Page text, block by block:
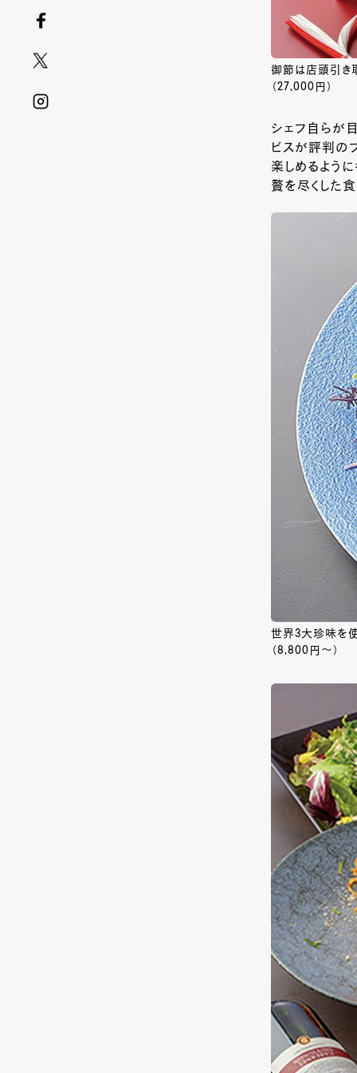
御節は店頭引き
（27,000円）
シェフ自らが
ビスが評判の
楽しめるよう
贅を尽くした
世界3大珍味を使
（8,800円～）